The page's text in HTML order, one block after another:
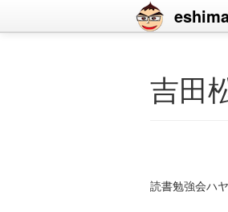
吉田
読書勉強会ハ